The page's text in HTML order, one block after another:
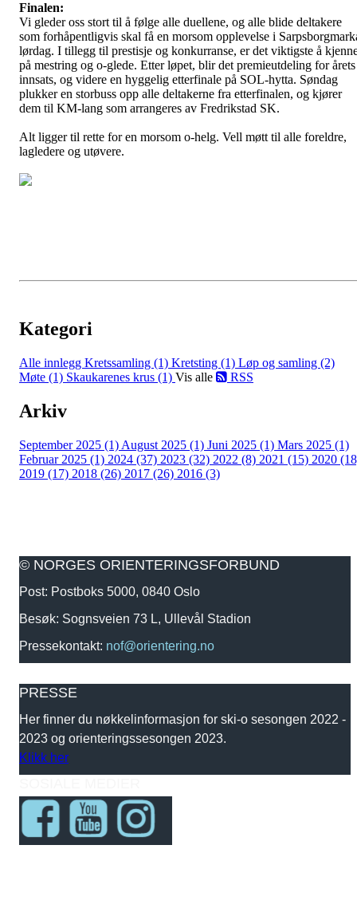
Finalen:
Vi gleder oss stort til å følge alle duellene, og alle blide deltakere
som forhåpentligvis skal få en morsom opplevelse i
lørdag. I tillegg til prestisje og konkurranse, er det viktigste å
på mestring og o-glede. Etter løpet, blir det premieutdeling for årets
innsats, og videre en hyggelig etterfinale på SOL-hytta. Søndag
plukker en storbuss opp alle deltakerne fra etterfinalen, og kjører
dem til KM-lang som arrangeres av Fredrikstad SK.
Alt ligger til rette for en morsom o-helg. Vell møtt til alle foreldre,
lagledere og utøvere.
Kategori
Alle innlegg Kretssamling (1) Kretsting (1) Løp og samling (2)
Møte (1) Skaukarenes krus (1) Vis alle RSS
Arkiv
September 2025 (1) August 2025 (1) Juni 2025 (1) Mars 2025 (1)
Februar 2025 (1) 2024 (37) 2023 (32) 2022 (8) 2021 (15) 2020
2019 (17) 2018 (26) 2017 (26) 2016 (3)
© NORGES ORIENTERINGSFORBUND
Post: Postboks 5000, 0840 Oslo
Besøk: Sognsveien 73 L, Ullevål Stadion
Pressekontakt: nof@orientering.no
PRESSE
Her finner du nøkkelinformasjon for ski-o sesongen 2022 -
2023 og orienteringssesongen 2023.
Klikk her